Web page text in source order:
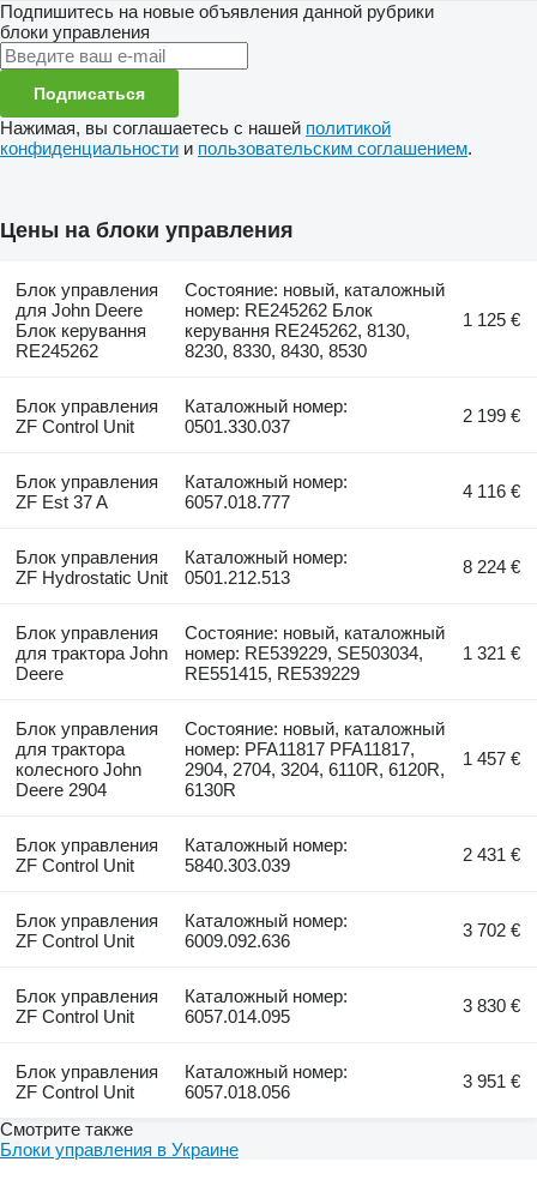
Подпишитесь на новые объявления данной рубрики
блоки управления
Подписаться
Нажимая, вы соглашаетесь с нашей политикой
конфиденциальности и пользовательским соглашением.
Цены на блоки управления
Блок управления
для John Deere
Блок керування
RE245262
Состояние: новый, каталожный
номер: RE245262 Блок
керування RE245262, 8130,
8230, 8330, 8430, 8530
1 125 €
Блок управления
ZF Control Unit
Каталожный номер:
0501.330.037
2 199 €
Блок управления
ZF Est 37 A
Каталожный номер:
6057.018.777
4 116 €
Блок управления
ZF Hydrostatic Unit
Каталожный номер:
0501.212.513
8 224 €
Блок управления
для трактора John
Deere
Состояние: новый, каталожный
номер: RE539229, SE503034,
RE551415, RE539229
1 321 €
Блок управления
для трактора
колесного John
Deere 2904
Состояние: новый, каталожный
номер: PFA11817 PFA11817,
2904, 2704, 3204, 6110R, 6120R,
6130R
1 457 €
Блок управления
ZF Control Unit
Каталожный номер:
5840.303.039
2 431 €
Блок управления
ZF Control Unit
Каталожный номер:
6009.092.636
3 702 €
Блок управления
ZF Control Unit
Каталожный номер:
6057.014.095
3 830 €
Блок управления
ZF Control Unit
Каталожный номер:
6057.018.056
3 951 €
Смотрите также
Блоки управления в Украине